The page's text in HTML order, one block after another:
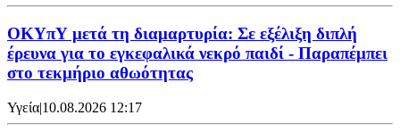
ΟΚΥπΥ μετά τη διαμαρτυρία: Σε εξέλιξη διπλή
έρευνα για το εγκεφαλικά νεκρό παιδί - Παραπέμπει
στο τεκμήριο αθωότητας
Υγεία|10.08.2026 12:17